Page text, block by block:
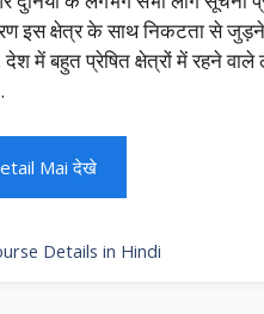
इस क्षेत्र के साथ निकटता से
में बहुत प्रेषित क्षेत्रों में रहने
Mai देखे
Details in Hindi